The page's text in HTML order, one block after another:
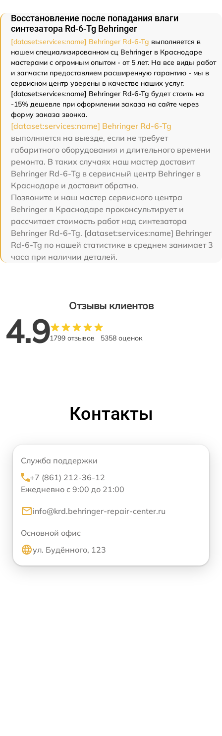
Восстановление после попадания влаги
синтезатора Rd-6-Tg Behringer
[dataset:services:name] Behringer Rd-6-Tg выполняется в
нашем специализированном сц Behringer в Краснодаре
мастерами с огромным опытом - от 5 лет. На все виды работ
и запчасти предоставляем расширенную гарантию - мы в
сервисном центр уверены в качестве наших услуг.
[dataset:services:name] Behringer Rd-6-Tg будет стоить на
-15% дешевле при оформлении заказа на сайте через
форму заказа звонка.
[dataset:services:name] Behringer Rd-6-Tg
выполняется на выезде, если не требует
габаритного оборудования и длительного времени
ремонта. В таких случаях наш мастер доставит
Behringer Rd-6-Tg в сервисный центр Behringer в
Краснодаре и доставит обратно.
Позвоните и наш мастер сервисного центра
Behringer в Краснодаре проконсультирует и
рассчитает стоимость работ над синтезатора
Behringer Rd-6-Tg. [dataset:services:name] Behringer
Rd-6-Tg по нашей статистике в среднем занимает 3
часа при наличии деталей.
Отзывы клиентов
4.91799 отзывов 5358 оценок
Контакты
Служба поддержки
+7 (861) 212-36-12
Ежедневно с 9:00 до 21:00
info@krd.behringer-repair-center.ru
Основной офис
ул. Будённого, 123